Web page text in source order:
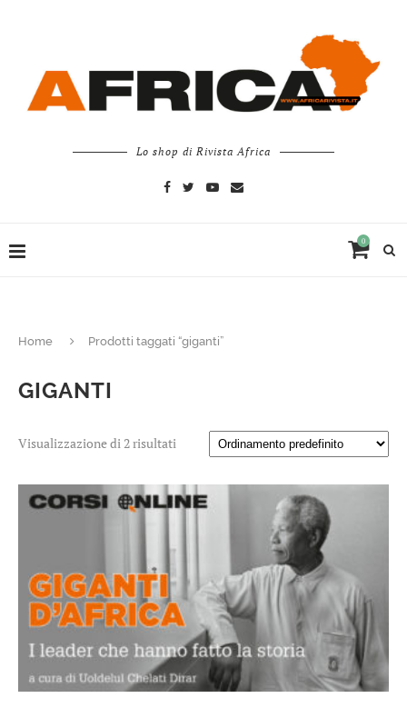
Lo shop di Rivista Africa
0
Home Prodotti taggati “giganti”
GIGANTI
Visualizzazione di 2 risultati